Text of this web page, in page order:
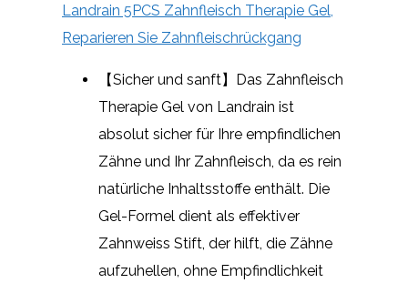
Landrain 5PCS Zahnfleisch Therapie Gel,
Reparieren Sie Zahnfleischrückgang
【Sicher und sanft】Das Zahnfleisch
Therapie Gel von Landrain ist
absolut sicher für Ihre empfindlichen
Zähne und Ihr Zahnfleisch, da es rein
natürliche Inhaltsstoffe enthält. Die
Gel-Formel dient als effektiver
Zahnweiss Stift, der hilft, die Zähne
aufzuhellen, ohne Empfindlichkeit